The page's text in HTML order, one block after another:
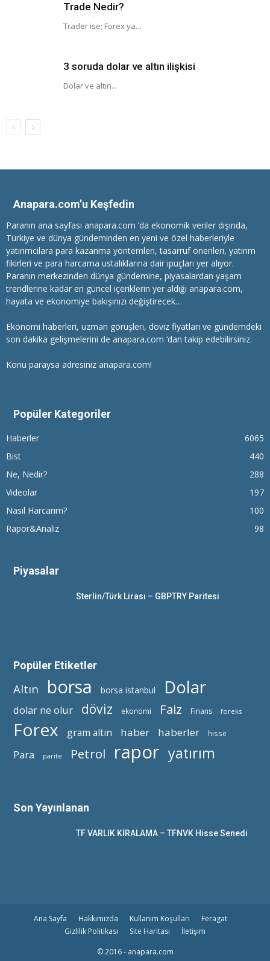
Trade Nedir?
Trader ise; Forex ya...
3 soruda dolar ve altın ilişkisi
Dolar ve altın...
Anapara.com’u Keşfedin
Paranın ana sayfası anapara.com ’da ekonomik veriler dışında,
Türkiye ve dünya gündeminden en yeni ve özel haberleriyle
yatırımcılara para kazanma yöntemleri, tasarruf önerileri, yatırım
fikirleri ve para harcama ustalıklarına dair ipuçları yer alıyor.
Paranın merkezinden dünya gündemine, piyasalardan yaşam
trendlerine kadar en güncel içeriklerin yer aldığı anapara.com,
hayata ve ekonomiye bakışınızı değiştirecek…
Ekonomi haberleri, uzman görüşleri, döviz fiyatları ve gündemdeki
son dakika gelişmelerini de anapara.com ‘dan takip edebilirsiniz.
Konu paraysa adresiniz anapara.com!
Popüler Kategoriler
Haberler
6065
Bist
440
Ne, Nedir?
288
Videolar
197
Nasıl Harcarım?
100
Rapor&Analiz
98
Piyasalar
Sterlin/Türk Lirası – GBPTRY Paritesi
Popüler Etiketler
Altın borsa borsa istanbul Dolar
dolar ne olur döviz ekonomi Faiz Finans foreks
Forex gram altın haber haberler hisse
Para parite Petrol rapor yatırım
Son Yayınlanan
TF VARLIK KİRALAMA – TFNVK Hisse Senedi
Ana Sayfa Hakkımızda Kullanım Koşulları
Feragat
Gizlilik Politikası
Site Haritası
İletişim
© 2016 - anapara.com